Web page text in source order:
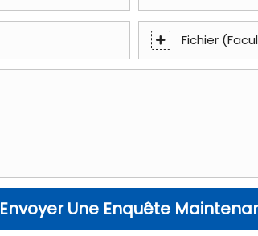
Fichier
Envoyer Une Enquête